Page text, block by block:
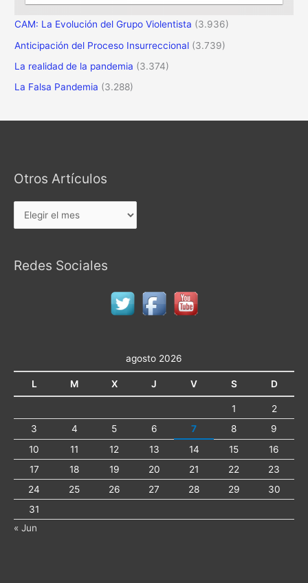
CAM: La Evolución del Grupo Violentista (3.936)
Anticipación del Proceso Insurreccional (3.739)
La realidad de la pandemia (3.374)
La Falsa Pandemia (3.288)
Otros Artículos
Otros
Redes Sociales
agosto 2026
L M X J V S D
1
2
3
4 5 6 7 8
9
10
11 12 13 14 15
16
17
18 19 20 21 22
23
24
25 26 27 28 29
30
31
« Jun